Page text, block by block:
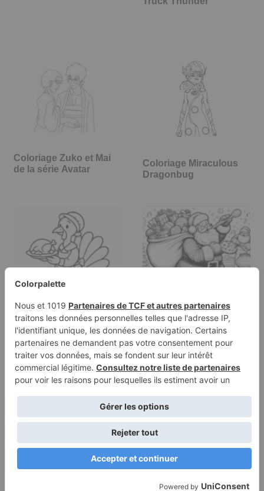
Coloriage Zuko et Mai
de la série Avatar
Coloriage Miraculous
Dragonbug
Page de coloriage
d'une dinde, membre de
la famille…
Page à colorier d'un
Père Noël, chanteur
de…
Conditions
Politique de
confidentialité